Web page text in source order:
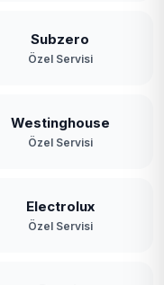
Subzero
Özel Servisi
Westinghouse
Özel Servisi
Electrolux
Özel Servisi